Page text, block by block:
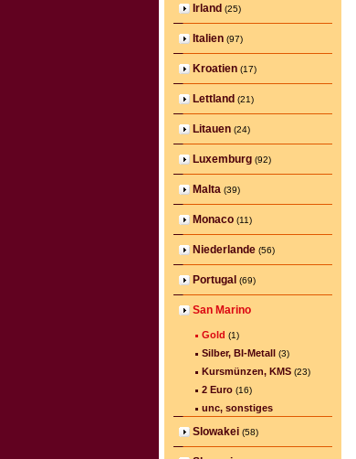
Irland (25)
Italien (97)
Kroatien (17)
Lettland (21)
Litauen (24)
Luxemburg (92)
Malta (39)
Monaco (11)
Niederlande (56)
Portugal (69)
San Marino
Gold (1)
Silber, BI-Metall (3)
Kursmünzen, KMS (23)
2 Euro (16)
unc, sonstiges
Slowakei (58)